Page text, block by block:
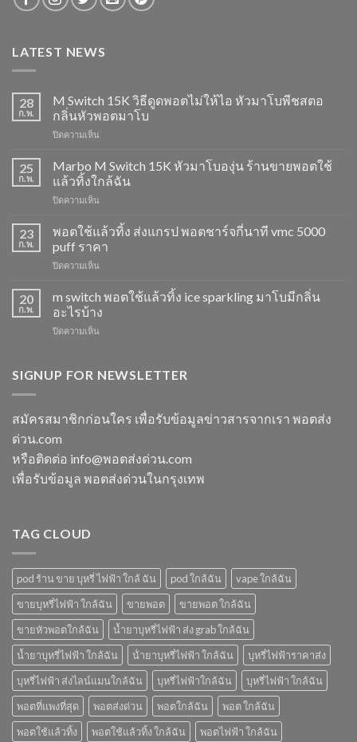
LATEST NEWS
28
ก.พ.
M Switch 15K วิธีดูดพอตไม่ให้ไอ หัวมาโบพีชสตอ
กลิ่นหัวพอตมาโบ
ปิดความเห็น
Switch
15K
วิธี
ดูด
ไม่
ให้
หัว
โบ
พีช
ตมา
25
ก.พ.
Marbo M Switch 15K หัวมาโบองุ่น ร้านขายพอตใช้
แล้วทิ้งใกล้ฉัน
ปิดความเห็น
M
15K
หัว
โบ
องุ่น
ขาย
แล้ว
ฉัน
23
ก.พ.
พอตใช้แล้วทิ้ง ส่งแกรป พอตชาร์จกี่นาที vmc 5000
puff ราคา
ปิดความเห็น
ทิ้ง
ส่ง
ชาร์จ
vmc
ราคา
20
ก.พ.
m switch พอตใช้แล้วทิ้ง ice sparkling มาโบมีกลิ่น
อะไรบ้าง
ปิดความเห็น
พอต
ice
โบ
มี
SIGNUP FOR NEWSLETTER
สมัครสมาชิกก่อนใคร เพื่อรับข้อมูลข่าวสารจากเรา พอตส่ง
ด่วน.com
หรือติดต่อ info@พอตส่งด่วน.com
เพื่อรับข้อมูล พอตส่งด่วนในกรุงเทพ
TAG CLOUD
pod ร้าน ขาย บุหรี่ ไฟฟ้า ใกล้ ฉัน pod ใกล้ฉัน
vape ใกล้ฉัน
ขายบุหรี่ไฟฟ้า ใกล้ฉัน
ขายพอต
ขายพอต ใกล้ฉัน
ขายหัวพอตใกล้ฉัน
น้ำยาบุหรี่ไฟฟ้า ส่ง grab ใกล้ฉัน
น้ำยาบุหรี่ไฟฟ้า ใกล้ฉัน
น้ํายาบุหรี่ไฟฟ้า ใกล้ฉัน
บุหรี่ไฟฟ้าราคาส่ง
บุหรี่ไฟฟ้า ส่งไลน์แมนใกล้ฉัน
บุหรี่ไฟฟ้าใกล้ฉัน
บุหรี่ไฟฟ้า ใกล้ฉัน
พอตที่แพงที่สุด
พอตส่งด่วน พอตใกล้ฉัน
พอต ใกล้ฉัน
พอตใช้แล้วทิ้ง
พอตใช้แล้วทิ้ง ใกล้ฉัน พอตไฟฟ้า ใกล้ฉัน